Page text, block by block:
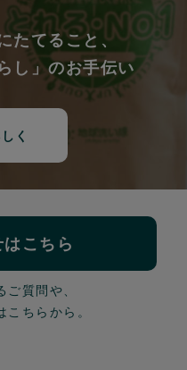
たてること、
し」のお手伝い
く
こちら
ご質問や、
ちらから。